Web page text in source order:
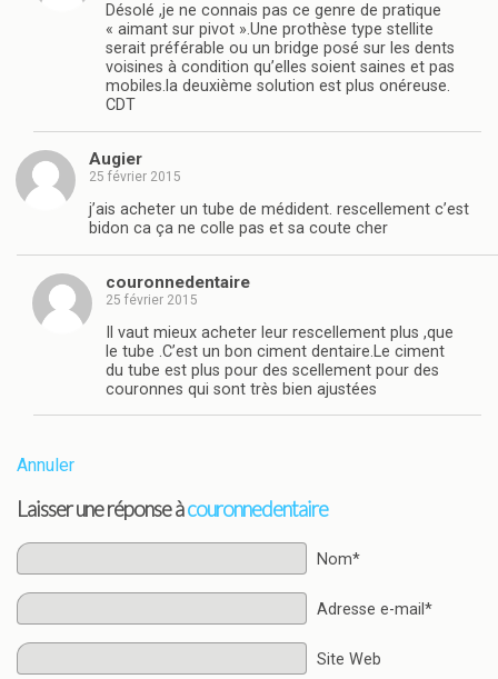
Désolé ,je ne connais pas ce genre de pratique
« aimant sur pivot ».Une prothèse type stellite
serait préférable ou un bridge posé sur les dents
voisines à condition qu’elles soient saines et pas
mobiles.la deuxième solution est plus onéreuse.
CDT
Augier
25 février 2015
j’ais acheter un tube de médident. rescellement c’est
bidon ca ça ne colle pas et sa coute cher
couronnedentaire
25 février 2015
Il vaut mieux acheter leur rescellement plus ,que
le tube .C’est un bon ciment dentaire.Le ciment
du tube est plus pour des scellement pour des
couronnes qui sont très bien ajustées
Annuler
Laisser une réponse àcouronnedentaire
Nom*
Adresse e-mail*
Site Web